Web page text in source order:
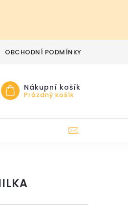
OBCHODNÍ PODMÍNKY
Nákupní košík
Prázdný košík